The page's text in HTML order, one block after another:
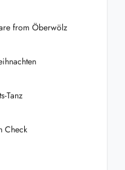
from Öberwölz
Tanz
Check